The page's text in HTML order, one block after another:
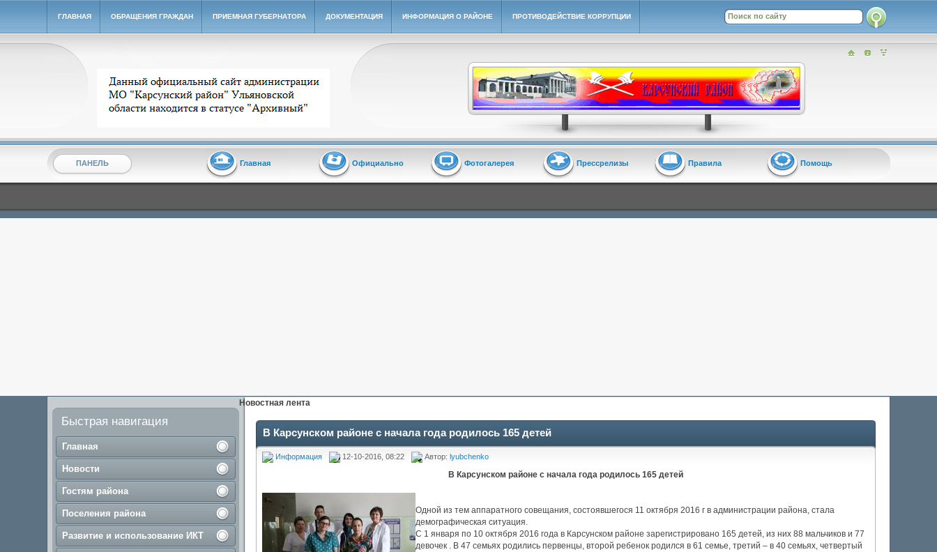
ГЛАВНАЯ ОБРАЩЕНИЯ ГРАЖДАН ПРИЕМНАЯ ГУБЕРНАТОРА ДОКУМЕНТАЦИЯ ИНФОРМАЦИЯ О РАЙОНЕ ПРОТИВОДЕЙСТВИЕ КОРРУПЦИИ
Архивный сайт администрации МО "Карсунский район"
ПАНЕЛЬ Главная Официально Фотогалерея Прессрелизы Правила Помощь
Быстрая навигация
Главная
Новости
Гостям района
Поселения района
Развитие и использование ИКТ
Новостная лента
В Карсунском районе с начала года родилось 165 детей
Информация 12-10-2016, 08:22 Автор: lyubchenko
В Карсунском районе с начала года родилось 165 детей
Одной из тем аппаратного совещания, состоявшегося 11 октября 2016 г в администрации района, стала
демографическая ситуация.
С 1 января по 10 октября 2016 года в Карсунском районе зарегистрировано 165 детей, из них 88 мальчиков и 77
девочек . В 47 семьях родились первенцы, второй ребенок родился в 61 семье, третий – в 40 семьях, четвертый